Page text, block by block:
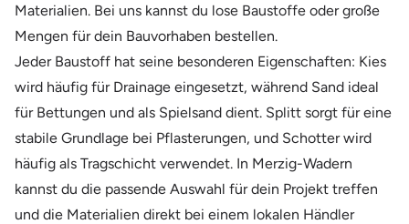
Materialien. Bei uns kannst du lose Baustoffe oder große
Mengen für dein Bauvorhaben bestellen.
Jeder Baustoff hat seine besonderen Eigenschaften: Kies
wird häufig für Drainage eingesetzt, während Sand ideal
für Bettungen und als Spielsand dient. Splitt sorgt für eine
stabile Grundlage bei Pflasterungen, und Schotter wird
häufig als Tragschicht verwendet. In Merzig-Wadern
kannst du die passende Auswahl für dein Projekt treffen
und die Materialien direkt bei einem lokalen Händler